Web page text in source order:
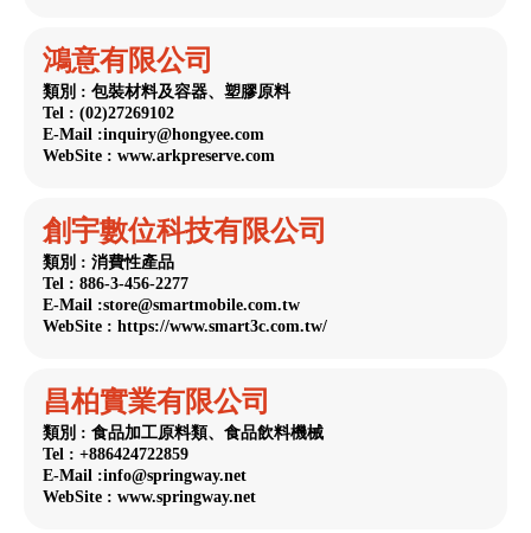
鴻意有限公司
類別 : 包裝材料及容器、塑膠原料
Tel : (02)27269102
E-Mail :inquiry@hongyee.com
WebSite : www.arkpreserve.com
創宇數位科技有限公司
類別 : 消費性產品
Tel : 886-3-456-2277
E-Mail :store@smartmobile.com.tw
WebSite : https://www.smart3c.com.tw/
昌柏實業有限公司
類別 : 食品加工原料類、食品飲料機械
Tel : +886424722859
E-Mail :info@springway.net
WebSite : www.springway.net